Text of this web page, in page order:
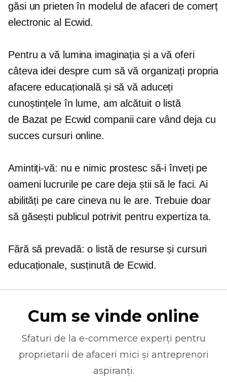
găsi un prieten în modelul de afaceri de comerț
electronic al Ecwid.
Pentru a vă lumina imaginația și a vă oferi
câteva idei despre cum să vă organizați propria
afacere educațională și să vă aduceți
cunoștințele în lume, am alcătuit o listă
de Bazat pe Ecwid companii care vând deja cu
succes cursuri online.
Amintiți-vă: nu e nimic prostesc să-i înveți pe
oameni lucrurile pe care deja știi să le faci. Ai
abilități pe care cineva nu le are. Trebuie doar
să găsești publicul potrivit pentru expertiza ta.
Fără să prevadă: o listă de resurse și cursuri
educaționale, susținută de Ecwid.
Cum se vinde online
Sfaturi de la e-commerce experți pentru
proprietarii de afaceri mici și antreprenori
aspiranți.